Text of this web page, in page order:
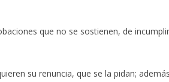
que no se sostienen, de
su renuncia, que se la pidan;